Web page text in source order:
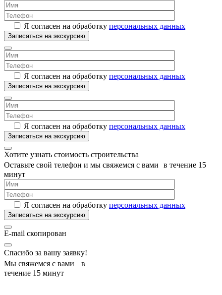
Я согласен на обработку персональных данных
Я согласен на обработку персональных данных
Я согласен на обработку персональных данных
Хотите узнать стоимость строительства
Оставьте свой телефон и мы свяжемся с вами в течение 15
минут
Я согласен на обработку персональных данных
E-mail скопирован
Спасибо за вашу заявку!
Мы свяжемся с вами в
течение 15 минут